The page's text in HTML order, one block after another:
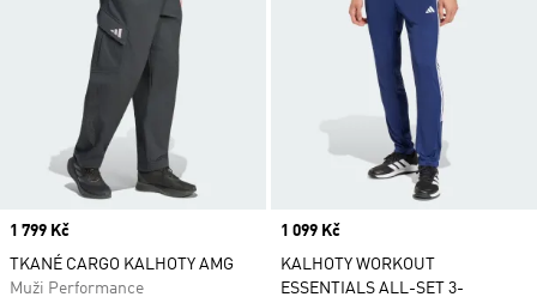
Price
1 799 Kč
TKANÉ CARGO KALHOTY AMG
Muži Performance
Price
1 099 Kč
KALHOTY WORKOUT
ESSENTIALS ALL-SET 3-